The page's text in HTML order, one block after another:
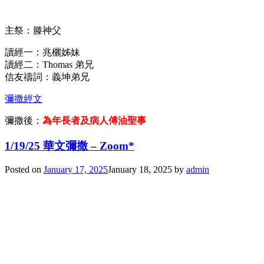
主祭：滕神父
讀經一：兆欐姊妹
讀經二：Thomas 弟兄
信友禱詞：義坤弟兄
彌撒經文
彌撒後： 為年長者及病人傅油聖事
1/19/25 華文彌撒 – Zoom*
Posted on January 17, 2025January 18, 2025 by admin